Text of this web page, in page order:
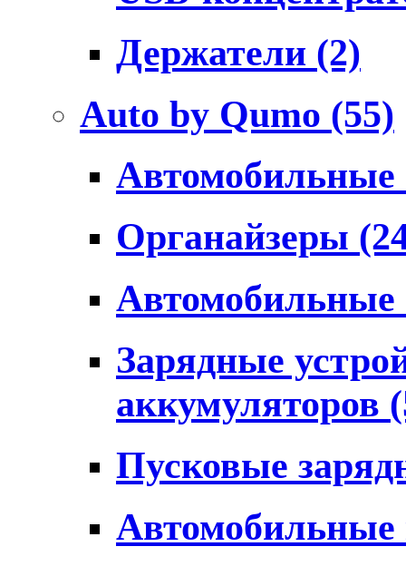
Держатели (2)
Auto by Qumo (55)
Органайзеры
Зарядные
аккумуляторов
Пусковые